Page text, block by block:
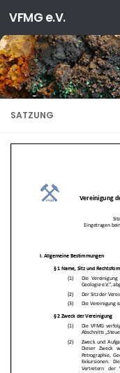
Zum Inhalt springen
VFMG e.V.
SATZUNG